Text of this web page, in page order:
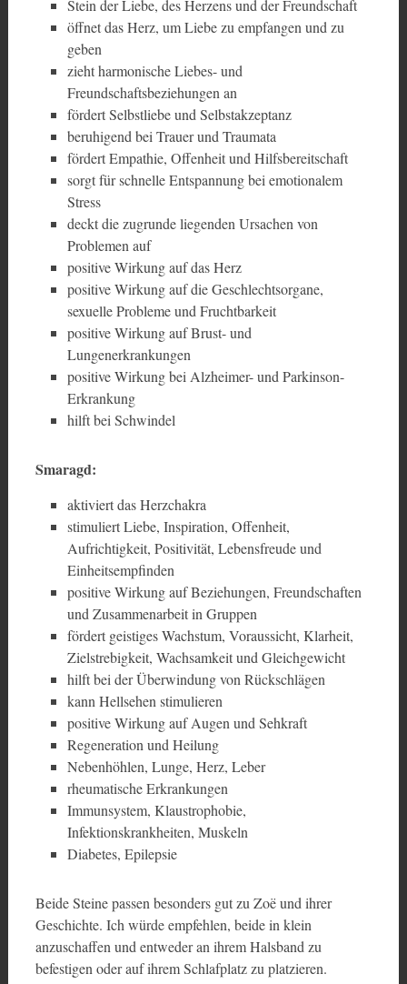
Stein der Liebe, des Herzens und der Freundschaft
öffnet das Herz, um Liebe zu empfangen und zu
geben
zieht harmonische Liebes- und
Freundschaftsbeziehungen an
fördert Selbstliebe und Selbstakzeptanz
beruhigend bei Trauer und Traumata
fördert Empathie, Offenheit und Hilfsbereitschaft
sorgt für schnelle Entspannung bei emotionalem
Stress
deckt die zugrunde liegenden Ursachen von
Problemen auf
positive Wirkung auf das Herz
positive Wirkung auf die Geschlechtsorgane,
sexuelle Probleme und Fruchtbarkeit
positive Wirkung auf Brust- und
Lungenerkrankungen
positive Wirkung bei Alzheimer- und Parkinson-
Erkrankung
hilft bei Schwindel
Smaragd:
aktiviert das Herzchakra
stimuliert Liebe, Inspiration, Offenheit,
Aufrichtigkeit, Positivität, Lebensfreude und
Einheitsempfinden
positive Wirkung auf Beziehungen, Freundschaften
und Zusammenarbeit in Gruppen
fördert geistiges Wachstum, Voraussicht, Klarheit,
Zielstrebigkeit, Wachsamkeit und Gleichgewicht
hilft bei der Überwindung von Rückschlägen
kann Hellsehen stimulieren
positive Wirkung auf Augen und Sehkraft
Regeneration und Heilung
Nebenhöhlen, Lunge, Herz, Leber
rheumatische Erkrankungen
Immunsystem, Klaustrophobie,
Infektionskrankheiten, Muskeln
Diabetes, Epilepsie
Beide Steine passen besonders gut zu Zoë und ihrer
Geschichte. Ich würde empfehlen, beide in klein
anzuschaffen und entweder an ihrem Halsband zu
befestigen oder auf ihrem Schlafplatz zu platzieren.